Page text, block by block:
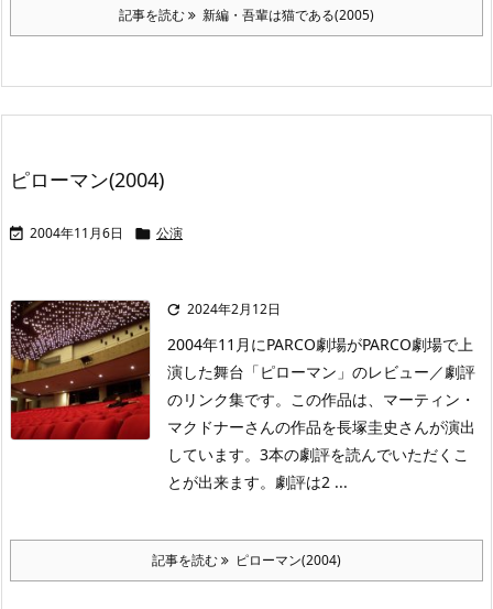
記事を読む 新編・吾輩は猫である(2005)
ピローマン(2004)
 2004年11月6日  公演
 2024年2月12日
2004年11月にPARCO劇場がPARCO劇場で上
演した舞台「ピローマン」のレビュー／劇評
のリンク集です。この作品は、マーティン・
マクドナーさんの作品を長塚圭史さんが演出
しています。3本の劇評を読んでいただくこ
とが出来ます。劇評は2 ...
記事を読む ピローマン(2004)